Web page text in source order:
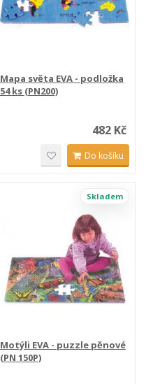
Mapa světa EVA - podložka
54 ks (PN200)
482 Kč
Do košíku
Skladem
Motýli EVA - puzzle pěnové
(PN 150P)